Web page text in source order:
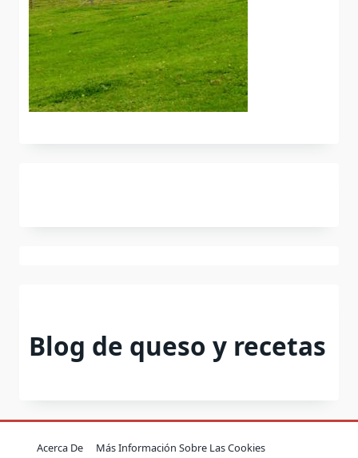
Blog de queso y recetas
Acerca De
Más Información Sobre Las Cookies